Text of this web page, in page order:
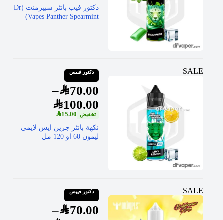
دكتور فيب بانثر سبيرمنت (Dr
Vapes Panther Spearmint)
SALE دكتور فيبس
SAR70.00
–
SAR100.00
SAR15.00
نكهة بانثر جرين ايس لايمي
ليمون 60 او 120 مل
SALE دكتور فيبس
SAR70.00
–